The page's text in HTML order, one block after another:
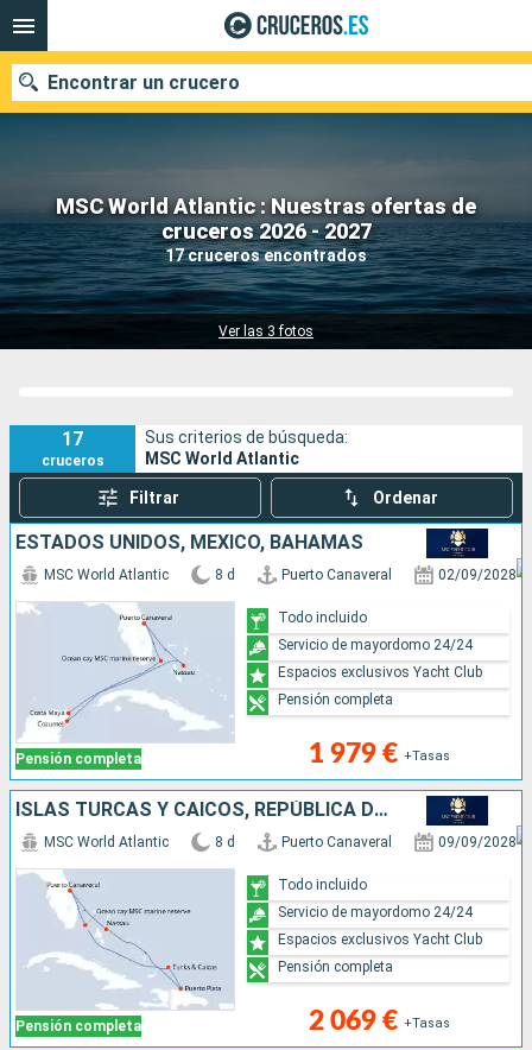
MSC World Atlantic : Nuestras ofertas de
cruceros 2026 - 2027
17 cruceros encontrados
Ver las 3 fotos
Encontrar un crucero
Nuestros destinos
Fecha de salida
17
cruceros
Sus criterios de búsqueda:
MSC World Atlantic
Filtrar Ordenar
ESTADOS UNIDOS, MÉXICO, BAHAMAS
Pensión completa
MSC World Atlantic 8 d Puerto Canaveral 02/09/2028
1 979 € +Tasas
Todo incluido
Servicio de mayordomo 24/24
Espacios exclusivos Yacht Club
Pensión completa
ISLAS TURCAS Y CAICOS, REPÚBLICA DOMINICANA, BAHAMAS, ESTADOS UNIDOS
Pensión completa
MSC World Atlantic 8 d Puerto Canaveral 09/09/2028
2 069 € +Tasas
Todo incluido
Servicio de mayordomo 24/24
Espacios exclusivos Yacht Club
Pensión completa